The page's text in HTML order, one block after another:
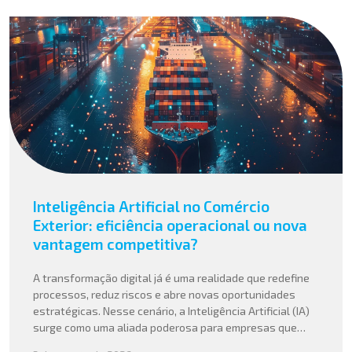
Inteligência Artificial no Comércio
Exterior: eficiência operacional ou nova
vantagem competitiva?
A transformação digital já é uma realidade que redefine
processos, reduz riscos e abre novas oportunidades
estratégicas. Nesse cenário, a Inteligência Artificial (IA)
surge como uma aliada poderosa para empresas que